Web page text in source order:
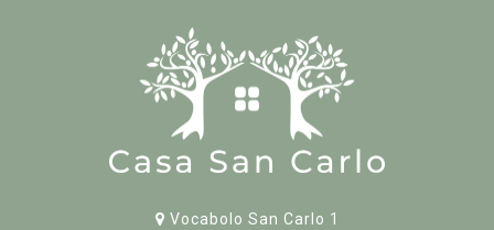
Vocabolo San Carlo 1